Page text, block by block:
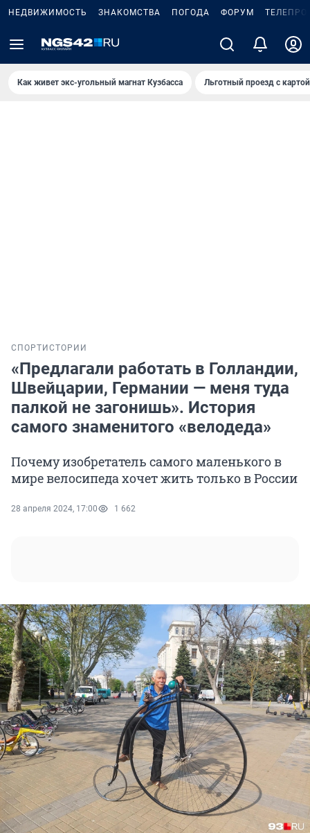
НЕДВИЖИМОСТЬ ЗНАКОМСТВА ПОГОДА ФОРУМ
Как живет экс-угольный магнат Кузбасса Льготный проезд с
СПОРТ ИСТОРИИ
«Предлагали работать в Голландии,
Швейцарии, Германии — меня туда
палкой не загонишь». История
самого знаменитого «велодеда»
Почему изобретатель самого маленького в
мире велосипеда хочет жить только в России
28 апреля 2024, 17:00 1 662